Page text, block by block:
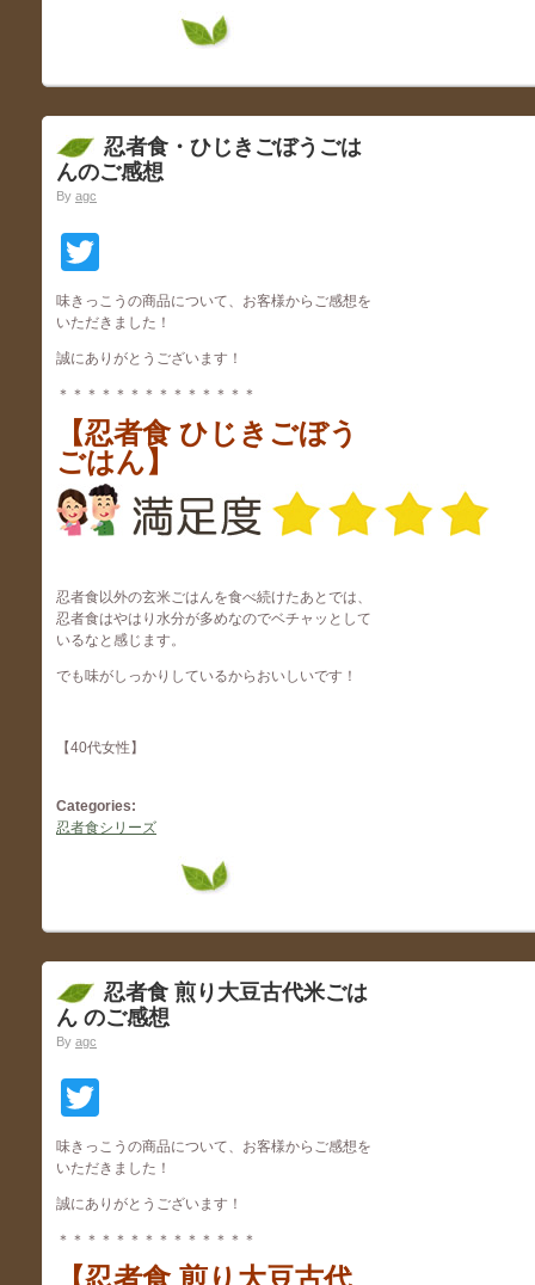
忍者食・ひじきごぼうごは
んのご感想
By agc
味きっこうの商品について、お客様からご感想を
いただきました！
誠にありがとうございます！
＊＊＊＊＊＊＊＊＊＊＊＊＊＊
【忍者食 ひじきごぼう
ごはん】
忍者食以外の玄米ごはんを食べ続けたあとでは、
忍者食はやはり水分が多めなのでベチャッとして
いるなと感じます。
でも味がしっかりしているからおいしいです！
【40代女性】
Categories:
忍者食シリーズ
忍者食 煎り大豆古代米ごは
ん のご感想
By agc
味きっこうの商品について、お客様からご感想を
いただきました！
誠にありがとうございます！
＊＊＊＊＊＊＊＊＊＊＊＊＊＊
【忍者食 煎り大豆古代